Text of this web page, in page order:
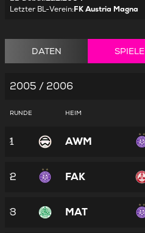
Letzter BL-Verein:FK Austria Magna
DATEN SPIELE
2005 / 2006
RUNDE HEIM
1 AWM
2 FAK
3 MAT